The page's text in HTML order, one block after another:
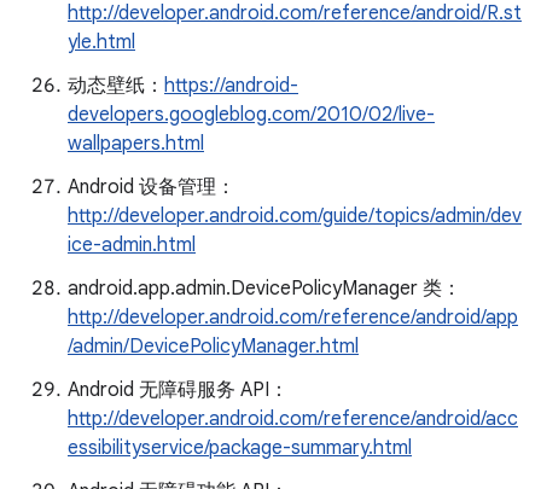
http://developer.android.com/reference/android/R.st
yle.html
动态壁纸： https://android-
developers.googleblog.com/2010/02/live-
wallpapers.html
Android 设备管理：
http://developer.android.com/guide/topics/admin/dev
ice-admin.html
android.app.admin.DevicePolicyManager 类：
http://developer.android.com/reference/android/app
/admin/DevicePolicyManager.html
Android 无障碍服务 API：
http://developer.android.com/reference/android/acc
essibilityservice/package-summary.html